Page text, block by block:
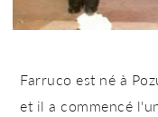
Farruco est né à
et il a commencé